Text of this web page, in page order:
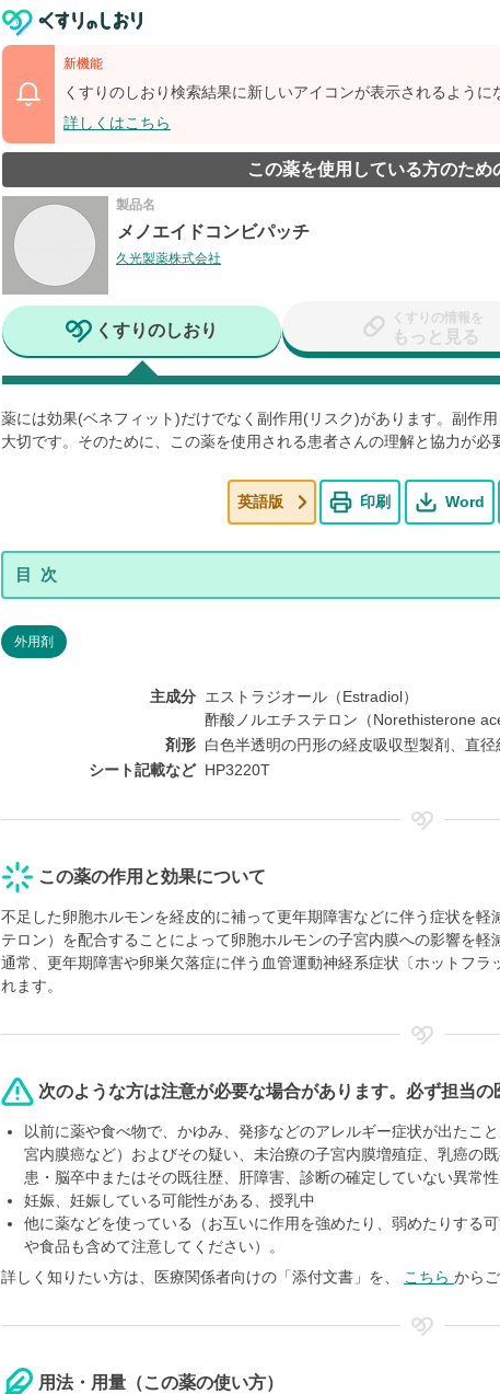
新機能
くすりのしおり検索結果に新しいアイコンが表示されるように
詳しくはこちら
この薬を使用している方のため
製品名
メノエイドコンビパッチ
久光製薬株式会社
くすりのしおり
くすりの情報を
もっと見る
薬には効果(ベネフィット)だけでなく副作用(リスク)があります。副作
大切です。そのために、この薬を使用される患者さんの理解と協力が必
英語版 印刷 Word
外用剤
主成分 エストラジオール（Estradiol）
酢酸ノルエチステロン（Norethisterone
剤形 白色半透明の円形の経皮吸収型製剤、直径
シート記載など HP3220T
この薬の作用と効果について
不足した卵胞ホルモンを経皮的に補って更年期障害などに伴う症状を
テロン）を配合することによって卵胞ホルモンの子宮内膜への影響を軽
通常、更年期障害や卵巣欠落症に伴う血管運動神経系症状〔ホットフ
れます。
次のような方は注意が必要な場合があります。必ず担当の
以前に薬や食べ物で、かゆみ、発疹などのアレルギー症状が出たこ
宮内膜癌など）およびその疑い、未治療の子宮内膜増殖症、乳癌の
患・脳卒中またはその既往歴、肝障害、診断の確定していない異常
妊娠、妊娠している可能性がある、授乳中
他に薬などを使っている（お互いに作用を強めたり、弱めたりする
や食品も含めて注意してください）。
詳しく知りたい方は、医療関係者向けの「添付文書」を、
こちら から
用法・用量（この薬の使い方）